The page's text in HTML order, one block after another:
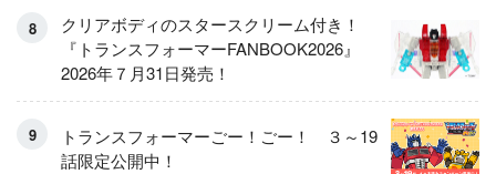
クリアボディのスタースクリーム付き！
『トランスフォーマーFANBOOK2026』
2026年７月31日発売！
トランスフォーマーごー！ごー！ ３～19
話限定公開中！